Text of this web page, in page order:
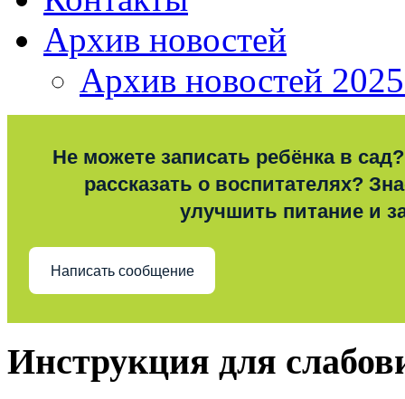
Архив новостей
Архив новостей
Не можете записать ребёнка в
рассказать о воспитателях?
улучшить питание и
Написать сообщение
Инструкция для